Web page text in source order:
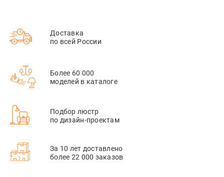
Доставка
по всей России
Более 60 000
моделей в каталоге
Подбор люстр
по дизайн-проектам
За 10 лет доставлено
более 22 000 заказов